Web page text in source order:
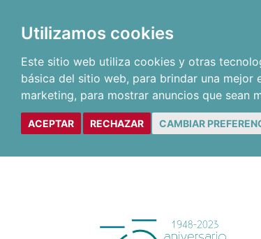
Utilizamos cookies
Este sitio web utiliza cookies y otras
básica del sitio web, para brindar una mejor
marketing, para mostrar anuncios que sean
ACEPTAR RECHAZAR CAMBIAR